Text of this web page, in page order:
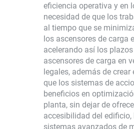
eficiencia operativa y en
necesidad de que los
al tiempo que se
los ascensores de carga
acelerando así los
ascensores de carga en
legales, además de
que los sistemas de
beneficios en
planta, sin dejar de
accesibilidad del
sistemas avanzados de